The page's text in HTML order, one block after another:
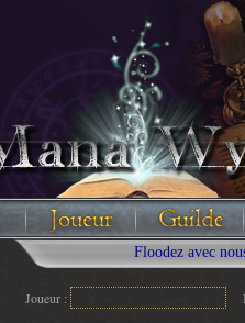
Floodez avec nous !
Joueur :